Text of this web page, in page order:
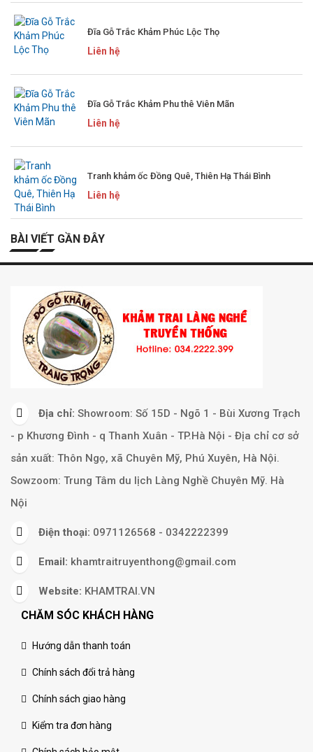
Đĩa Gỗ Trắc Khảm Phúc Lộc Thọ
Liên hệ
Đĩa Gỗ Trắc Khảm Phu thê Viên Mãn
Liên hệ
Tranh khảm ốc Đồng Quê, Thiên Hạ Thái Bình
Liên hệ
BÀI VIẾT GẦN ĐÂY
Địa chỉ: Showroom: Số 15D - Ngõ 1 - Bùi Xương Trạch
- p Khương Đình - q Thanh Xuân - TP.Hà Nội - Địa chỉ cơ sở
sản xuất: Thôn Ngọ, xã Chuyên Mỹ, Phú Xuyên, Hà Nội.
Sowzoom: Trung Tâm du lịch Làng Nghề Chuyên Mỹ. Hà
Nội
Điện thoại: 0971126568 - 0342222399
Email: khamtraitruyenthong@gmail.com
Website: KHAMTRAI.VN
CHĂM SÓC KHÁCH HÀNG
Hướng dẫn thanh toán
Chính sách đổi trả hàng
Chính sách giao hàng
Kiểm tra đơn hàng